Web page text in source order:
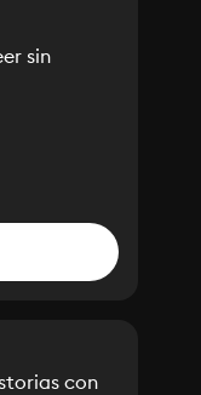
sin
con